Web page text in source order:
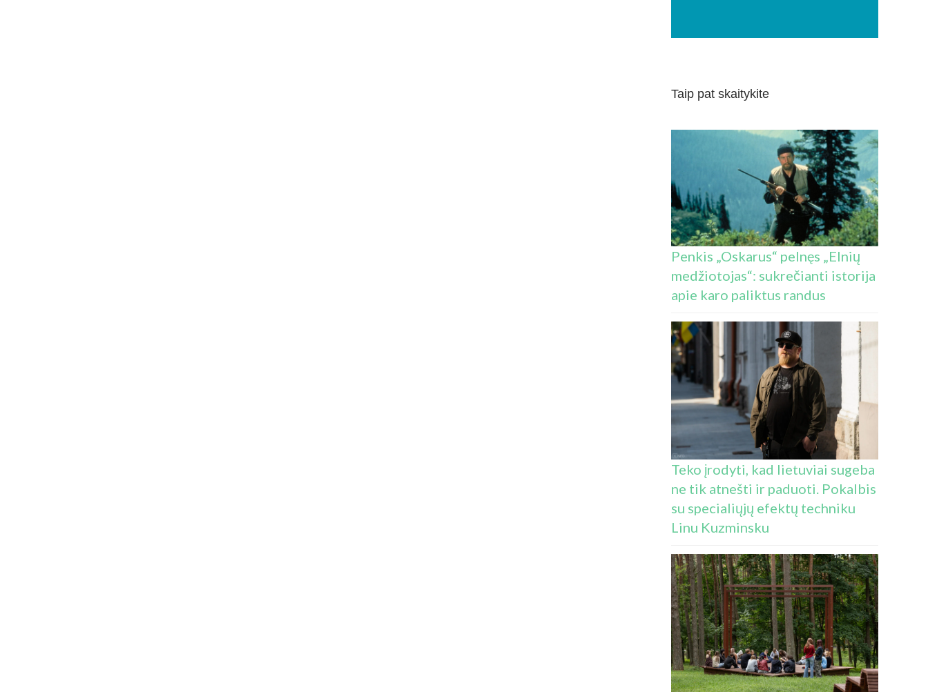
Taip pat skaitykite
Penkis „Oskarus“ pelnęs „Elnių
medžiotojas“: sukrečianti istorija
apie karo paliktus randus
Teko įrodyti, kad lietuviai sugeba
ne tik atnešti ir paduoti. Pokalbis
su specialiųjų efektų techniku
Linu Kuzminsku